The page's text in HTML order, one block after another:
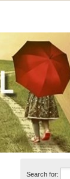
Search for: